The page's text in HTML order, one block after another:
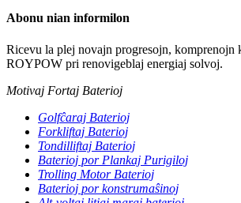
Abonu nian informilon
Ricevu la plej novajn progresojn, komprenojn
ROYPOW pri renovigeblaj energiaj solvoj.
Motivaj Fortaj Baterioj
Golfĉaraj Baterioj
Forkliftaj Baterioj
Tondilliftaj Baterioj
Baterioj por Plankaj Purigiloj
Trolling Motor Baterioj
Baterioj por konstrumaŝinoj